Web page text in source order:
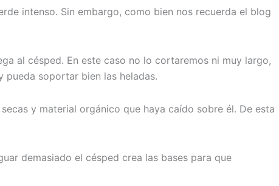
intenso. Sin embargo, como bien nos recuerda el blog
al césped. En este caso no lo cortaremos ni muy largo,
soportar bien las heladas.
y material orgánico que haya caído sobre él. De esta
demasiado el césped crea las bases para que